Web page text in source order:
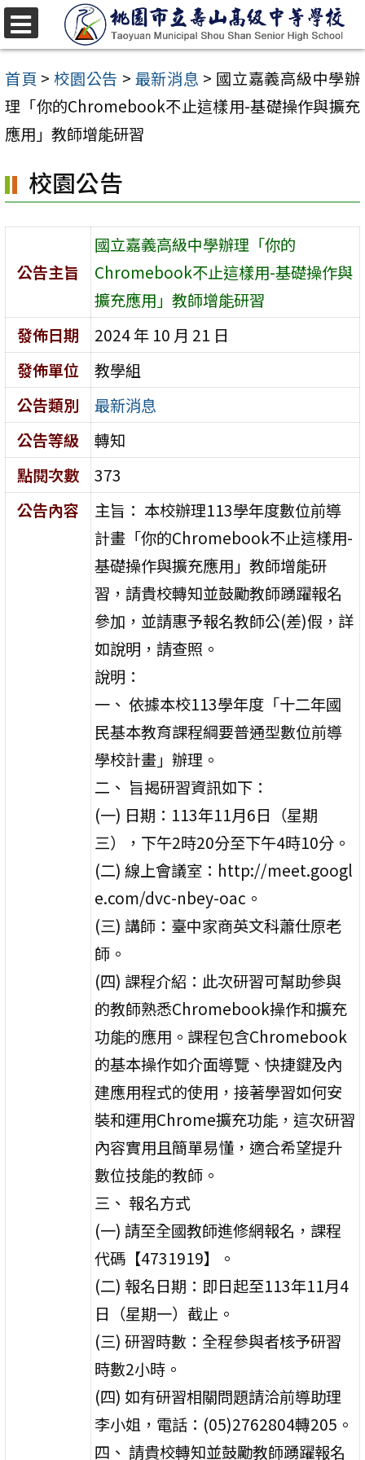
跳
至
主
要
內
區
首頁 > 校園公告 > 最新消息 > 國立嘉義高級中學辦
理「你的Chromebook不止這樣用-基礎操作與擴充
應用」教師增能研習
校園公告
公告主旨
國立嘉義高級中學辦理「你的
Chromebook不止這樣用-基礎操作與
擴充應用」教師增能研習
發佈日期
2024 年 10 月 21 日
發佈單位
教學組
公告類別
最新消息
公告等級
轉知
點閱次數
373
公告內容
主旨： 本校辦理113學年度數位前導
計畫「你的Chromebook不止這樣用-
基礎操作與擴充應用」教師增能研
習，請貴校轉知並鼓勵教師踴躍報名
參加，並請惠予報名教師公(差)假，詳
如說明，請查照。
說明：
一、 依據本校113學年度「十二年國
民基本教育課程綱要普通型數位前導
學校計畫」辦理。
二、 旨揭研習資訊如下：
(一) 日期：113年11月6日（星期
三），下午2時20分至下午4時10分。
(二) 線上會議室：http://meet.googl
e.com/dvc-nbey-oac。
(三) 講師：臺中家商英文科蕭仕原老
師。
(四) 課程介紹：此次研習可幫助參與
的教師熟悉Chromebook操作和擴充
功能的應用。課程包含Chromebook
的基本操作如介面導覽、快捷鍵及內
建應用程式的使用，接著學習如何安
裝和運用Chrome擴充功能，這次研習
內容實用且簡單易懂，適合希望提升
數位技能的教師。
三、 報名方式
(一) 請至全國教師進修網報名，課程
代碼【4731919】。
(二) 報名日期：即日起至113年11月4
日（星期一）截止。
(三) 研習時數：全程參與者核予研習
時數2小時。
(四) 如有研習相關問題請洽前導助理
李小姐，電話：(05)2762804轉205。
四、 請貴校轉知並鼓勵教師踴躍報名
選
單